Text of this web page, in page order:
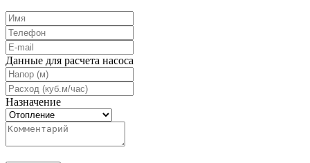
Данные для расчета насоса
Назначение